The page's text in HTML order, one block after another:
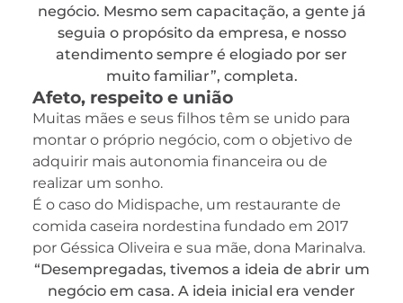
negócio. Mesmo sem capacitação, a gente já
seguia o propósito da empresa, e nosso
atendimento sempre é elogiado por ser
muito familiar”, completa.
Afeto, respeito e união
Muitas mães e seus filhos têm se unido para
montar o próprio negócio, com o objetivo de
adquirir mais autonomia financeira ou de
realizar um sonho.
É o caso do Midispache, um restaurante de
comida caseira nordestina fundado em 2017
por Géssica Oliveira e sua mãe, dona Marinalva.
“Desempregadas, tivemos a ideia de abrir um
negócio em casa. A ideia inicial era vender